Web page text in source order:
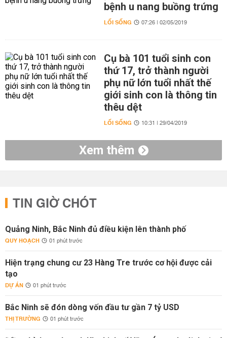
bệnh u nang buồng trứng
LỐI SỐNG 07:26 | 02/05/2019
Cụ bà 101 tuổi sinh con
thứ 17, trở thành người
phụ nữ lớn tuổi nhất thế
giới sinh con là thông tin
thêu dệt
LỐI SỐNG 10:31 | 29/04/2019
Xem thêm
TIN GIỜ CHÓT
Quảng Ninh, Bắc Ninh đủ điều kiện lên thành phố
QUY HOẠCH 01 phút trước
Hiện trạng chung cư 23 Hàng Tre trước cơ hội được cải
tạo
DỰ ÁN 01 phút trước
Bắc Ninh sẽ đón dòng vốn đầu tư gần 7 tỷ USD
THỊ TRƯỜNG 01 phút trước